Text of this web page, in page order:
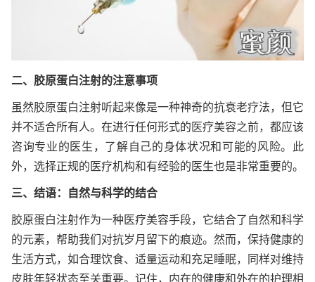
二、胶原蛋白注射的注意事项
虽然胶原蛋白注射听起来像是一种神奇的抗衰老疗法，但它
并不适合所有人。在进行任何形式的医疗美容之前，都应该
咨询专业的医生，了解自己的身体状况和可能的风险。此
外，选择正规的医疗机构和有经验的医生也是非常重要的。
三、结语：自然与科学的结合
胶原蛋白注射作为一种医疗美容手段，它结合了自然和科学
的元素，帮助我们对抗岁月留下的痕迹。然而，保持健康的
生活方式，如合理饮食、适量运动和充足睡眠，同样对维持
皮肤年轻状态至关重要。记住，内在的健康和外在的护理相